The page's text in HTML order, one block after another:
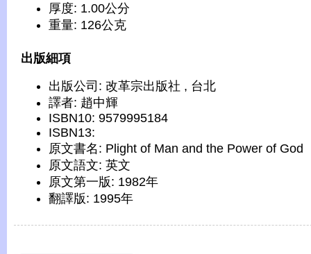
厚度: 1.00公分
重量: 126公克
出版細項
出版公司: 改革宗出版社 , 台北
譯者: 趙中輝
ISBN10: 9579995184
ISBN13:
原文書名: Plight of Man and the Power of God
原文語文: 英文
原文第一版: 1982年
翻譯版: 1995年